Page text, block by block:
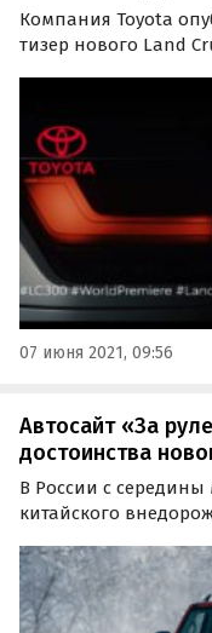
Компания Toyota
тизер нового Land
легко отличить
от…
07 июня 2021, 09:56
Автосайт «За
достоинства
В России с
китайского
преимуществ
внешний вид,
круглые…